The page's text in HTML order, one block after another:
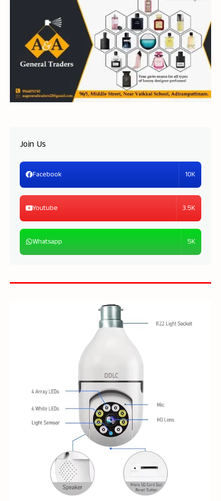
Join Us
Facebook 10K
Youtube 3.5K
Whatsapp 5K